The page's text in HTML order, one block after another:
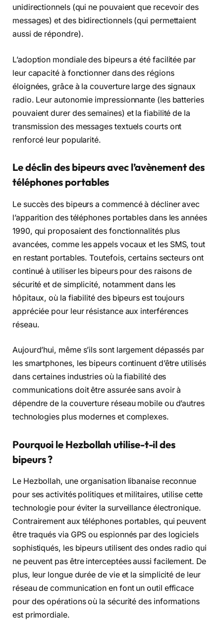
unidirectionnels (qui ne pouvaient que recevoir des
messages) et des bidirectionnels (qui permettaient
aussi de répondre).
L’adoption mondiale des bipeurs a été facilitée par
leur capacité à fonctionner dans des régions
éloignées, grâce à la couverture large des signaux
radio. Leur autonomie impressionnante (les batteries
pouvaient durer des semaines) et la fiabilité de la
transmission des messages textuels courts ont
renforcé leur popularité.
Le déclin des bipeurs avec l’avènement des
téléphones portables
Le succès des bipeurs a commencé à décliner avec
l’apparition des téléphones portables dans les années
1990, qui proposaient des fonctionnalités plus
avancées, comme les appels vocaux et les SMS, tout
en restant portables. Toutefois, certains secteurs ont
continué à utiliser les bipeurs pour des raisons de
sécurité et de simplicité, notamment dans les
hôpitaux, où la fiabilité des bipeurs est toujours
appréciée pour leur résistance aux interférences
réseau.
Aujourd’hui, même s’ils sont largement dépassés par
les smartphones, les bipeurs continuent d’être utilisés
dans certaines industries où la fiabilité des
communications doit être assurée sans avoir à
dépendre de la couverture réseau mobile ou d’autres
technologies plus modernes et complexes.
Pourquoi le Hezbollah utilise-t-il des
bipeurs ?
Le Hezbollah, une organisation libanaise reconnue
pour ses activités politiques et militaires, utilise cette
technologie pour éviter la surveillance électronique.
Contrairement aux téléphones portables, qui peuvent
être traqués via GPS ou espionnés par des logiciels
sophistiqués, les bipeurs utilisent des ondes radio qui
ne peuvent pas être interceptées aussi facilement. De
plus, leur longue durée de vie et la simplicité de leur
réseau de communication en font un outil efficace
pour des opérations où la sécurité des informations
est primordiale.